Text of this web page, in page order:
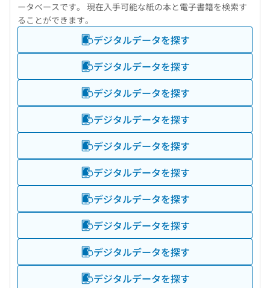
ータベースです。 現在入手可能な紙の本と電子書籍を検索す
ることができます。
デジタルデータを探す
デジタルデータを探す
デジタルデータを探す
デジタルデータを探す
デジタルデータを探す
デジタルデータを探す
デジタルデータを探す
デジタルデータを探す
デジタルデータを探す
デジタルデータを探す